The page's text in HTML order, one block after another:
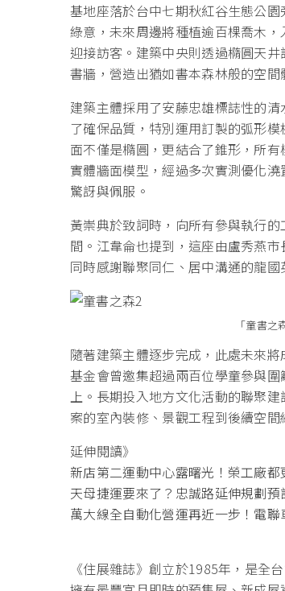
基地座落於台中七期秋紅谷生態公
綠意，未來周邊將種植逾百棵喬木
迎接訪客。建築中央則透過橢圓天
書牆，營造出猶如書本森林般的空間
建築主體採用了安藤忠雄標誌性的
了確保品質，特別運用訂製的弧形
面不僅是橢圓，更結合了錐形，所
實體牆面模型，經過多次實測優化
驚訝與佩服。
黃崇典於致詞時，向所有參與執行
間。江韋侖也提到，這座由盧秀燕
同時感謝聯聚同仁、居中溝通的龍
「童書
隨著建築主體逐步完成，此處未來
基金會曾邀集超過兩百位學童參與
上。長期投入地方文化活動的聯聚
案的室內裝修、景觀工程到後續空
延伸閱讀》
新店第二運動中心露曙光！榮工廠
天母捷運要來了？忠誠路延伸規劃
萬大線全自動化營運再近一步！電
《住展雜誌》創立於1985年，是全